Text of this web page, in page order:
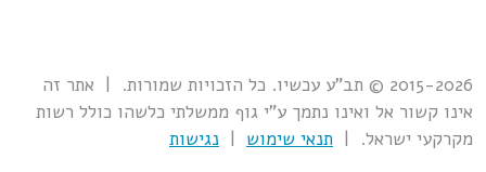
2015-2026 © תב"ע עכשיו. כל הזכויות שמורות. | אתר זה
אינו קשור אל ואינו נתמך ע"י גוף ממשלתי כלשהו כולל רשות
מקרקעי ישראל. | תנאי שימוש | נגישות